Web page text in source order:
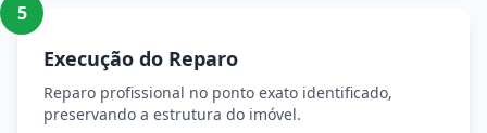
5
Execução do Reparo
Reparo profissional no ponto exato identificado,
preservando a estrutura do imóvel.